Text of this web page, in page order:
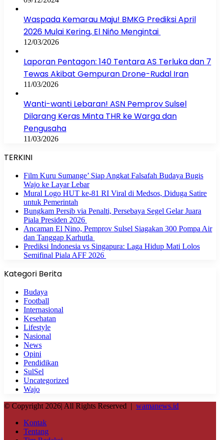
Waspada Kemarau Maju! BMKG Prediksi April
2026 Mulai Kering, El Niño Mengintai
12/03/2026
Laporan Pentagon: 140 Tentara AS Terluka dan 7
Tewas Akibat Gempuran Drone-Rudal Iran
11/03/2026
Wanti-wanti Lebaran! ASN Pemprov Sulsel
Dilarang Keras Minta THR ke Warga dan
Pengusaha
11/03/2026
TERKINI
Film Kuru Sumange’ Siap Angkat Falsafah Budaya Bugis
Wajo ke Layar Lebar
Mural Logo HUT ke-81 RI Viral di Medsos, Diduga Satire
untuk Pemerintah
Bungkam Persib via Penalti, Persebaya Segel Gelar Juara
Piala Presiden 2026
Ancaman El Nino, Pemprov Sulsel Siagakan 300 Pompa Air
dan Tanggap Karhutla
Prediksi Indonesia vs Singapura: Laga Hidup Mati Lolos
Semifinal Piala AFF 2026
Kategori Berita
Budaya
Football
Internasional
Kesehatan
Lifestyle
Nasional
News
Opini
Pendidikan
SulSel
Uncategorized
Wajo
© Copyright 2026| All Rights Reserved | wamanews.id
Kontak
Tentang